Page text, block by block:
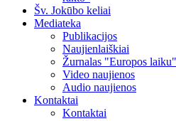
Šv. Jokūbo keliai
Mediateka
Publikacijos
Naujienlaiškiai
Žurnalas "Europos laiku"
Video naujienos
Audio naujienos
Kontaktai
Kontaktai